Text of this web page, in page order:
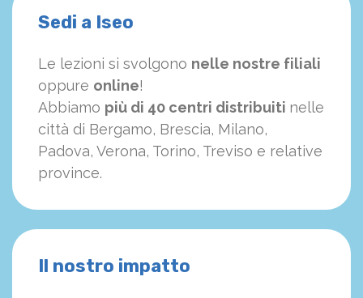
Sedi a Iseo
Le lezioni si svolgono nelle nostre filiali
oppure online!
Abbiamo più di 40 centri distribuiti nelle
città di Bergamo, Brescia, Milano,
Padova, Verona, Torino, Treviso e relative
province.
Il nostro impatto